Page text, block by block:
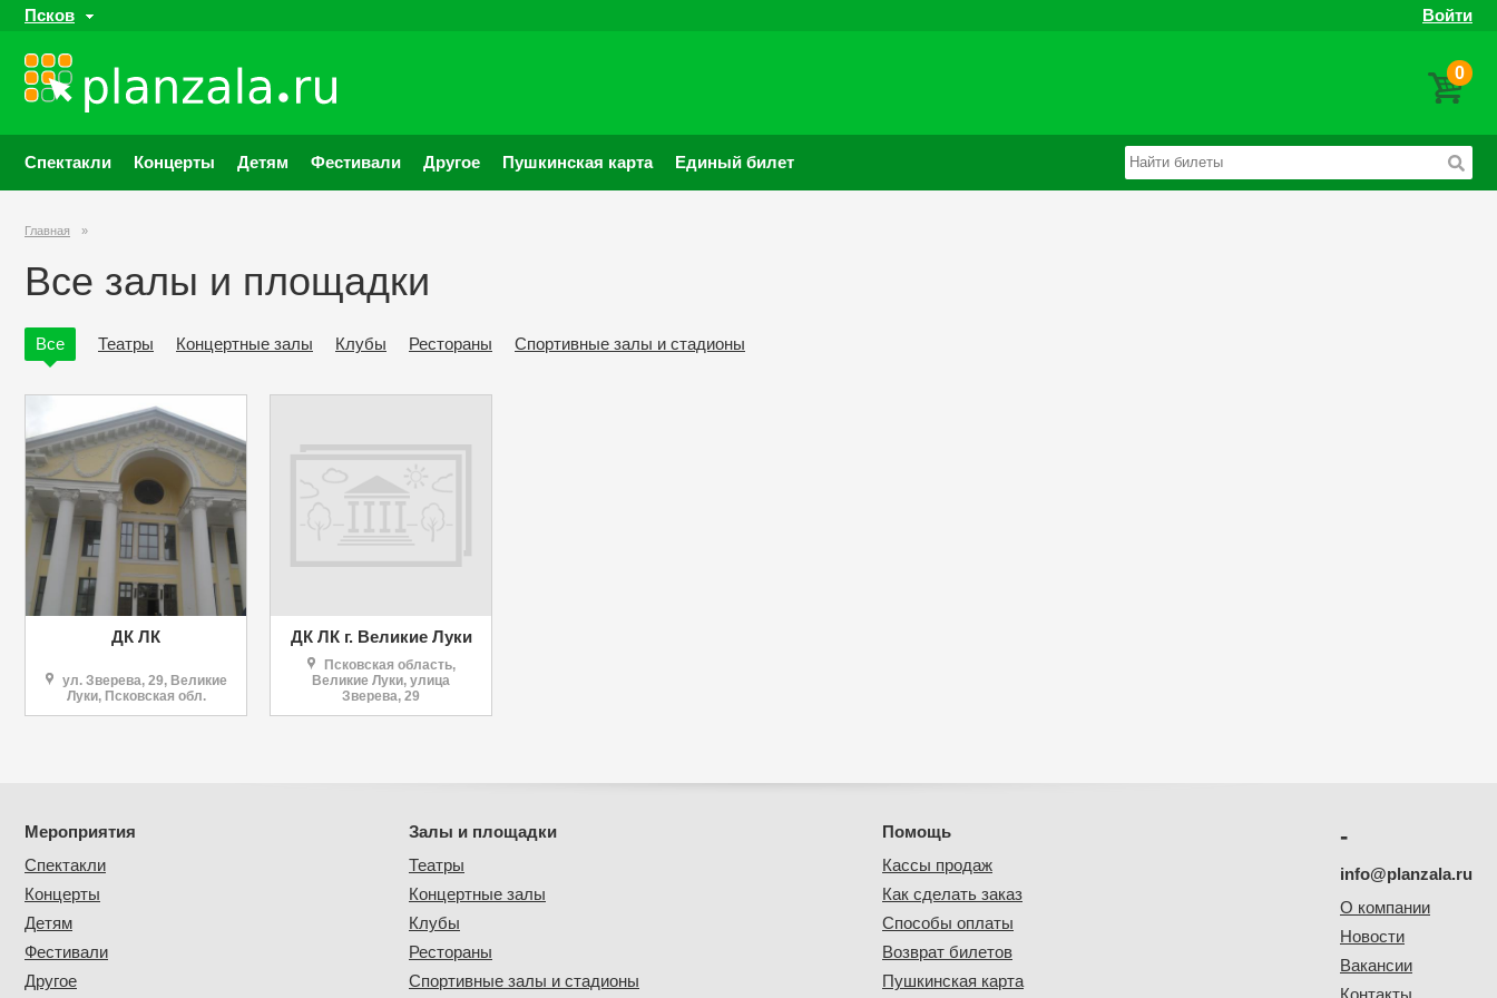
Псков Войти
0
Спектакли Концерты Детям Фестивали Другое Пушкинская карта Единый билет
Главная »
Все залы и площадки
Все Театры Концертные залы Клубы Рестораны Спортивные залы и стадионы
ДК ЛК
ул. Зверева, 29, Великие
Луки, Псковская обл.
ДК ЛК г. Великие Луки
Псковская область,
Великие Луки, улица
Зверева, 29
Мероприятия
Спектакли
Концерты
Детям
Фестивали
Другое
Залы и площадки
Театры
Концертные залы
Клубы
Рестораны
Спортивные залы и стадионы
Помощь
Кассы продаж
Как сделать заказ
Способы оплаты
Возврат билетов
Пушкинская карта
-
info@planzala.ru
О компании
Новости
Вакансии
Контакты